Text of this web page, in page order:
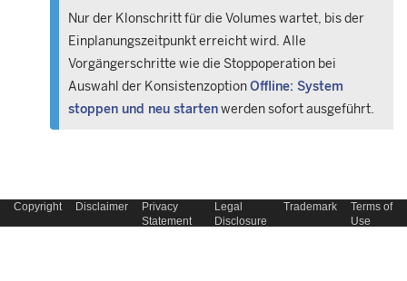
Nur der Klonschritt für die Volumes wartet, bis der
Einplanungszeitpunkt erreicht wird. Alle
Vorgängerschritte wie die Stoppoperation bei
Auswahl der KonsistenzoptionOffline: System
stoppen und neu startenwerden sofort ausgeführt.
Copyright Disclaimer
Privacy
Statement
Legal
Disclosure
Trademark
Terms of
Use